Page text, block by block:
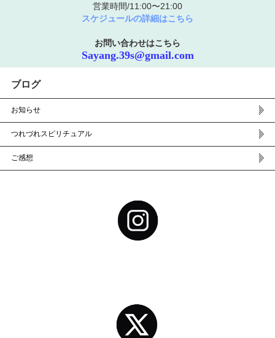
営業時間/11:00〜21:00
スケジュールの詳細はこちら
お問い合わせはこちら
Sayang.39s@gmail.com
ブログ
お知らせ
つれづれスピリチュアル
ご感想